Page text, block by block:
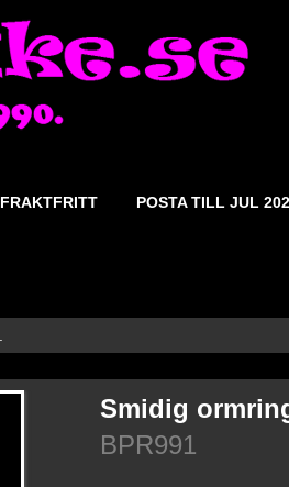
FRAKTFRITT POSTA TILL JUL
Smidig
BPR991